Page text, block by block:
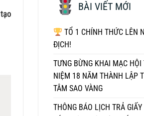
BÀI VIẾT MỚI
TỔ 1 CHÍNH THỨC LÊN
ĐỊCH!
TƯNG BỪNG KHAI MẠC HỘI
NIỆM 18 NĂM THÀNH LẬP
TÂM SAO VÀNG
THÔNG BÁO LỊCH TRẢ